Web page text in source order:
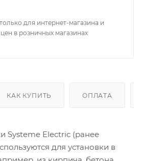
для интернет-магазина и
в розничных магазинах
КАК КУПИТЬ ОПЛАТА
Systeme Electric (ранее
для установки в